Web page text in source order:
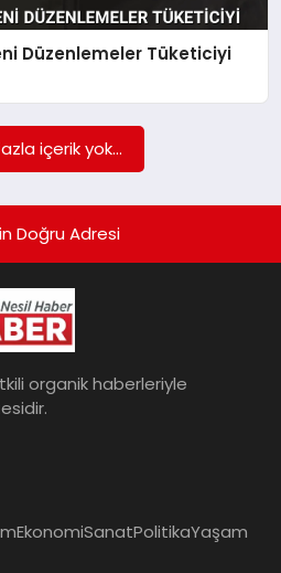
Düzenlemeler Tüketiciyi
içerik yok...
Doğru Adresi
organik haberleriyle
EkonomiSanatPolitikaYaşam